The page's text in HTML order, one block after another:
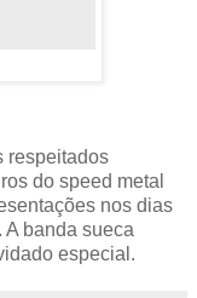
respeitados
do speed metal
nos dias
banda sueca
especial.